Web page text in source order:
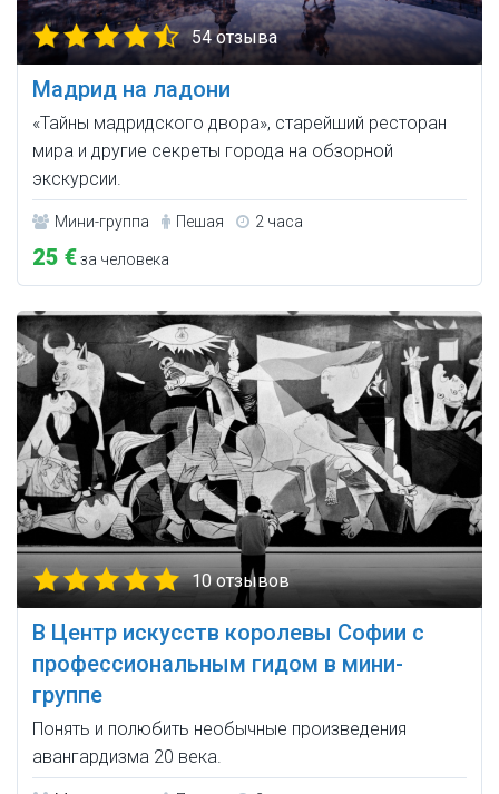
54 отзыва
Мадрид на ладони
«Тайны мадридского двора», старейший ресторан
мира и другие секреты города на обзорной
экскурсии.
Мини-группа Пешая 2 часа
25 €за человека
10 отзывов
В Центр искусств королевы Софии с
профессиональным гидом в мини-
группе
Понять и полюбить необычные произведения
авангардизма 20 века.